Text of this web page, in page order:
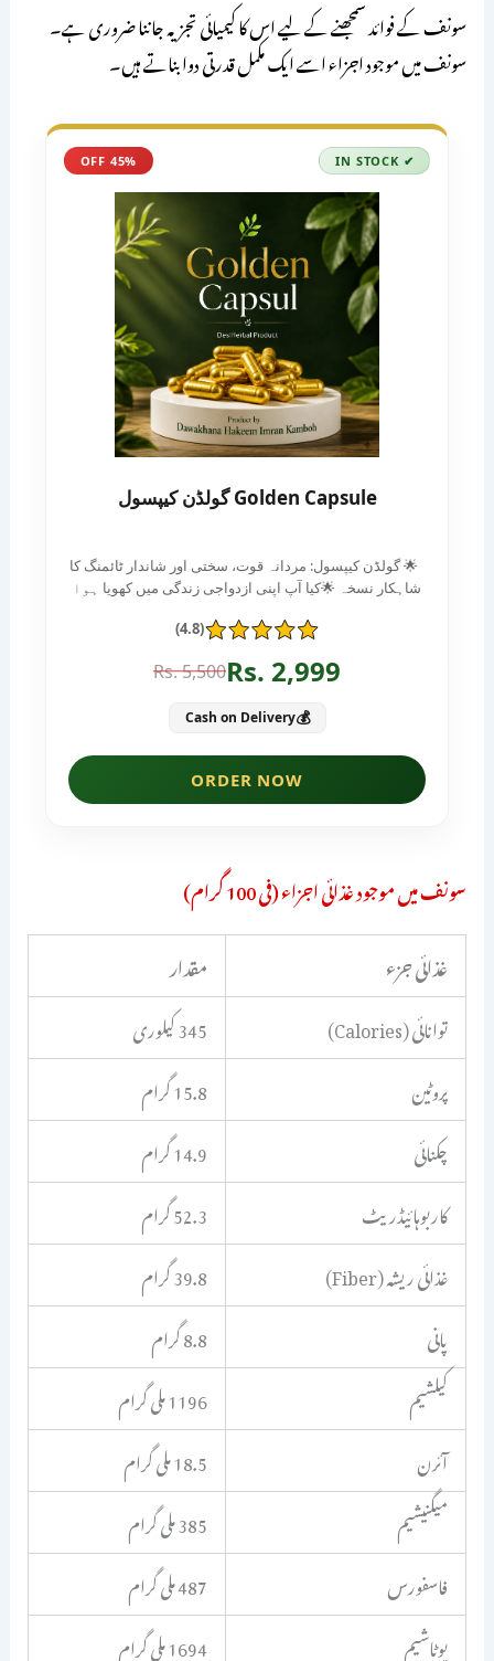
سونف کے فوائد سمجھنے کے لیے اس کا کیمیائی تجزیہ جاننا ضروری ہے۔
سونف میں موجود اجزاء اسے ایک مکمل قدرتی دوا بناتے ہیں۔
سونف میں موجود غذائی اجزاء (فی 100 گرام)
غذائی جزء
مقدار
توانائی (Calories)
345 کیلوری
پروٹین
15.8 گرام
چکنائی
14.9 گرام
کاربوہائیڈریٹ
52.3 گرام
غذائی ریشہ (Fiber)
39.8 گرام
پانی
8.8 گرام
کیلشیم
1196 ملی گرام
آئرن
18.5 ملی گرام
میگنیشیم
385 ملی گرام
فاسفورس
487 ملی گرام
پوٹاشیم
1694 ملی گرام